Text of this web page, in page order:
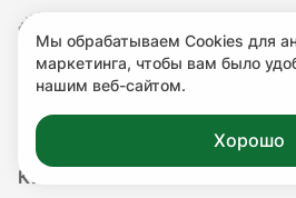
Челябинской области
Министерство культуры
Российской Федерации
КУЛЬТУРА.РФ
Мы обрабатываем Cookies для
маркетинга, чтобы вам было
нашим веб-сайтом.
Хорошо